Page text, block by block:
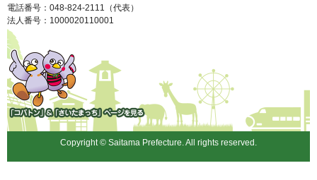
電話番号：048-824-2111（代表）
法人番号：1000020110001
「コバトン」&「さいたまっ
ち」
Copyright © Saitama Prefecture. All rights reserved.